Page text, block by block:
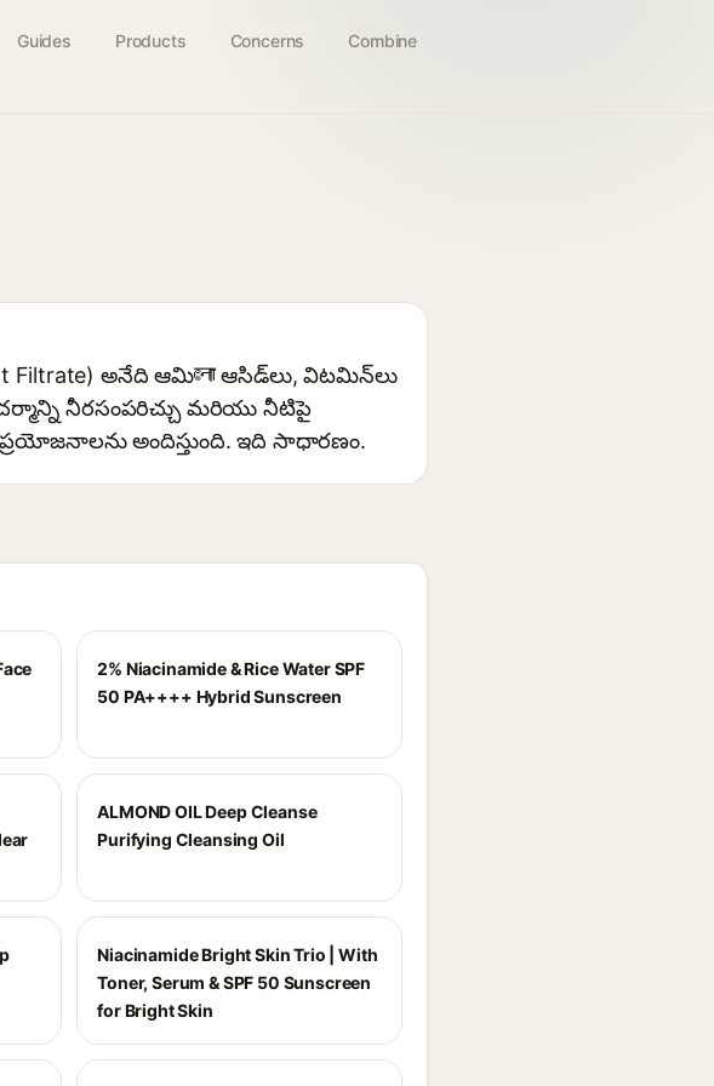
Guides Products Concerns Combine
Filtrate) అనేది ఆమిनோ ఆసిడ్‌లు, విటమిన్‌లు
నీరసంపరిచ్చు మరియు నీటిపై
అందిస్తుంది. ఇది సాధారణం.
2% Niacinamide & Rice Water SPF
50 PA++++ Hybrid Sunscreen
ALMOND OIL Deep Cleanse
Purifying Cleansing Oil
Niacinamide Bright Skin Trio | With
Toner, Serum & SPF 50 Sunscreen
for Bright Skin